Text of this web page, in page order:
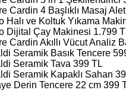
Cardin 4 Başlıklı Masaj
Halı ve Koltuk Yıkama
Dijital Çay Makinesi 1.799
Cardin Akıllı Vücut Analiz
Seramik Basık Tencere
Seramik Tava 399 TL
Seramik Kapaklı Sahan
Derin Tencere 22 cm 399